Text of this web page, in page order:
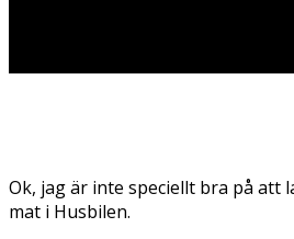
Ok, jag är inte speciellt bra på att
mat i Husbilen.